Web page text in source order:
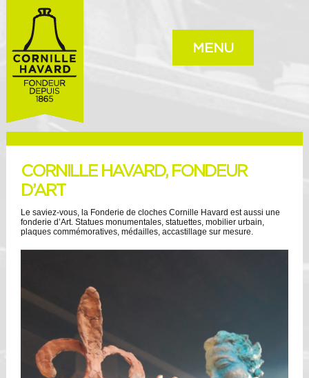
MENU
CORNILLE HAVARD, FONDEUR
D’ART
Le saviez-vous, la Fonderie de cloches Cornille Havard est aussi une
fonderie d’Art. Statues monumentales, statuettes, mobilier urbain,
plaques commémoratives, médailles, accastillage sur mesure.